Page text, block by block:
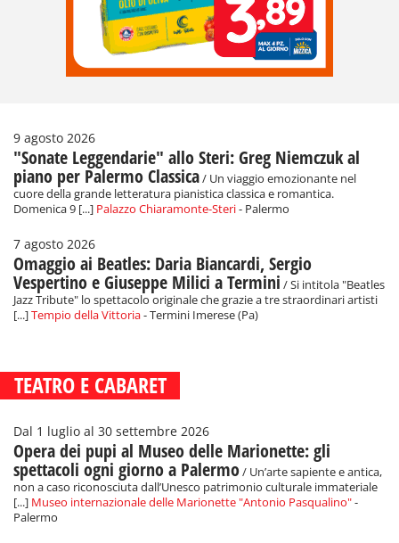
9 agosto 2026
"Sonate Leggendarie" allo Steri: Greg Niemczuk al
piano per Palermo Classica/ Un viaggio emozionante nel
cuore della grande letteratura pianistica classica e romantica.
Domenica 9 [...] Palazzo Chiaramonte-Steri- Palermo
7 agosto 2026
Omaggio ai Beatles: Daria Biancardi, Sergio
Vespertino e Giuseppe Milici a Termini / Si intitola "Beatles
Jazz Tribute" lo spettacolo originale che grazie a tre straordinari artisti
[...]Tempio della Vittoria- Termini Imerese (Pa)
TEATRO E CABARET
Dal 1 luglio al 30 settembre 2026
Opera dei pupi al Museo delle Marionette: gli
spettacoli ogni giorno a Palermo/ Un’arte sapiente e antica,
non a caso riconosciuta dall’Unesco patrimonio culturale immateriale
[...] Museo internazionale delle Marionette "Antonio Pasqualino"-
Palermo